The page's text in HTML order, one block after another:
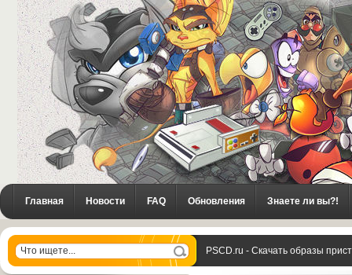
Главная Новости FAQ Обновления Знаете ли вы?!
PSCD.ru - Скачать образы